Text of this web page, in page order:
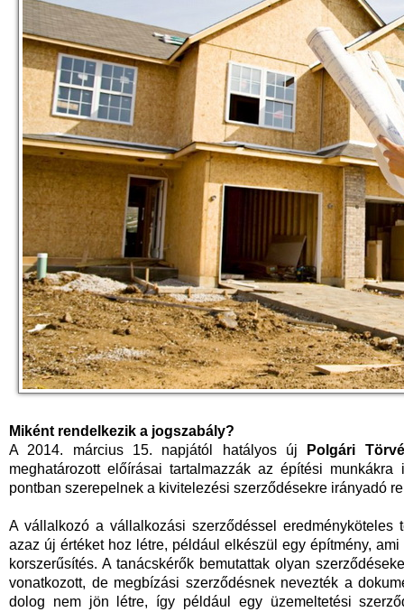
Miként rendelkezik a jogszabály?
A 2014. március 15. napjától hatályos új
Polgári
meghatározott előírásai tartalmazzák az építési
pontban szerepelnek a kivitelezési szerződésekre irányadó
A vállalkozó a vállalkozási szerződéssel eredményköteles
azaz új értéket hoz létre, például elkészül egy építmény,
korszerűsítés. A tanácskérők bemutattak olyan
vonatkozott, de megbízási szerződésnek nevezték a
dolog nem jön létre, így például egy üzemeltetési